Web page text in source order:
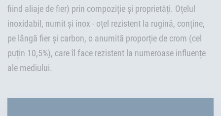
fiind aliaje de fier) prin compoziție și proprietăți. Oțelul
inoxidabil, numit și inox - oțel rezistent la rugină, conține,
pe lângă fier și carbon, o anumită proporție de crom (cel
puțin 10,5%), care îl face rezistent la numeroase influențe
ale mediului.